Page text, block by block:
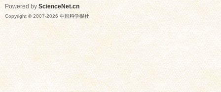
Powered by ScienceNet.cn
Copyright © 2007-2026 中国科学报社